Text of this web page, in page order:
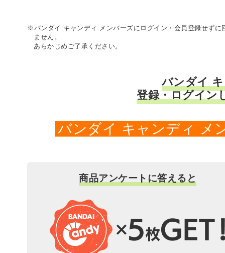
※バンダイ キャンディ メンバーズにログイン・会員登録せず
ません。
あらかじめご了承ください。
バンダイ
登録・ログイン
バンダイ キャンディ メ
商品アンケートに答えると